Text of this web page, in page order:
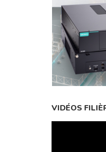
VIDÉOS